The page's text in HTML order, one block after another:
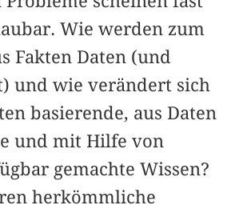
Wie werden zum
Fakten Daten (und
und wie verändert sich
basierende, aus Daten
und mit Hilfe von
gemachte Wissen?
herkömmliche